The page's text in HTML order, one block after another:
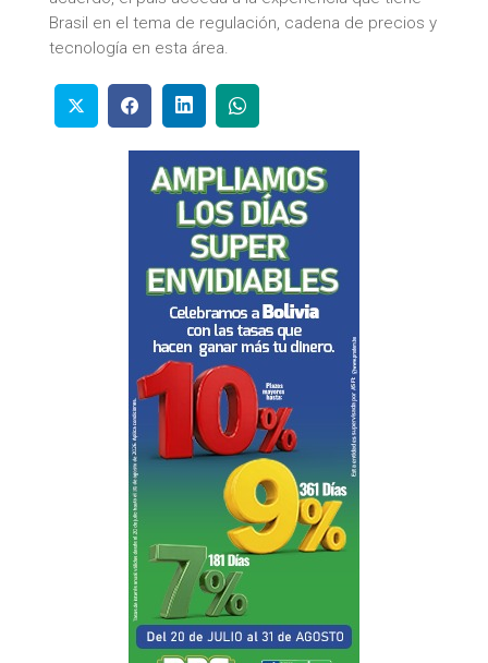
Brasil en el tema de regulación, cadena de precios y
tecnología en esta área.